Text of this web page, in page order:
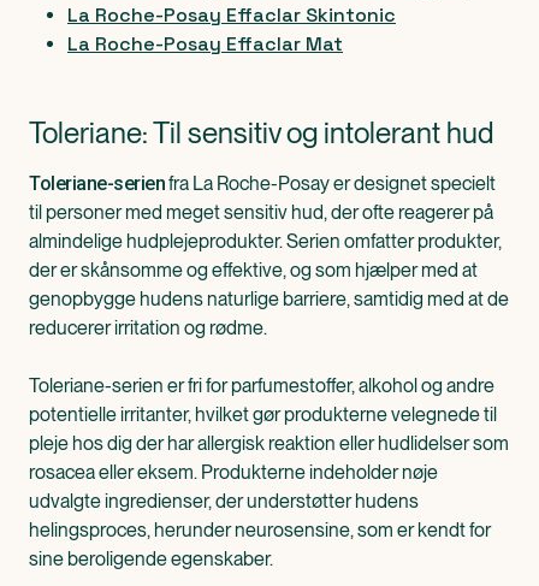
La Roche-Posay Effaclar Skintonic
La Roche-Posay Effaclar Mat
Toleriane: Til sensitiv og intolerant hud
Toleriane-serienfra La Roche-Posay er designet specielt
til personer med meget sensitiv hud, der ofte reagerer på
almindelige hudplejeprodukter. Serien omfatter produkter,
der er skånsomme og effektive, og som hjælper med at
genopbygge hudens naturlige barriere, samtidig med at de
reducerer irritation og rødme.
Toleriane-serien er fri for parfumestoffer, alkohol og andre
potentielle irritanter, hvilket gør produkterne velegnede til
pleje hos dig der har allergisk reaktion eller hudlidelser som
rosacea eller eksem. Produkterne indeholder nøje
udvalgte ingredienser, der understøtter hudens
helingsproces, herunder neurosensine, som er kendt for
sine beroligende egenskaber.